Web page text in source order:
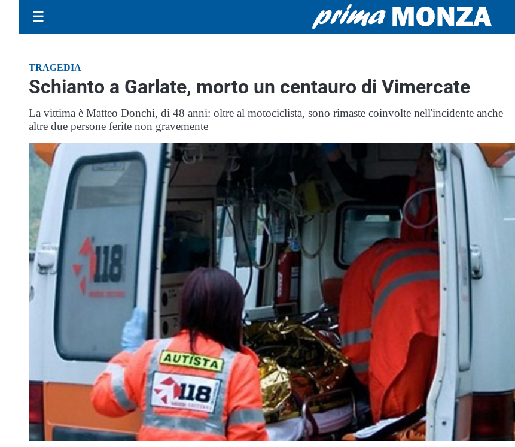
☰
TRAGEDIA
Schianto a Garlate, morto un centauro di Vimercate
La vittima è Matteo Donchi, di 48 anni: oltre al motociclista, sono rimaste coinvolte nell'incidente anche
altre due persone ferite non gravemente